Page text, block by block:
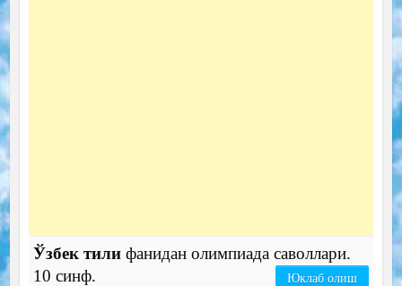
Ўзбек тилифанидан олимпиада саволлари.
10 синф.
Юклаб олиш